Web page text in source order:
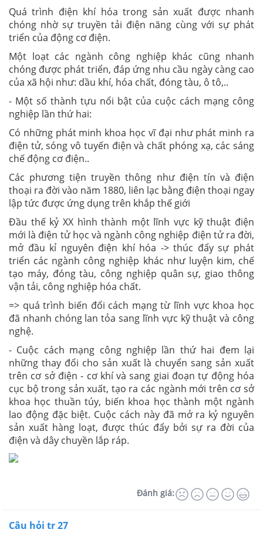
Quá trình điện khí hóa trong sản xuất được nhanh
chóng nhờ sự truyền tải điện năng cùng với sự phát
triển của động cơ điện.
Một loạt các ngành công nghiệp khác cũng nhanh
chóng được phát triển, đáp ứng nhu cầu ngày càng cao
của xã hội như: dầu khí, hóa chất, đóng tàu, ô tô,..
- Một số thành tựu nổi bật của cuộc cách mạng công
nghiệp lần thứ hai:
Có những phát minh khoa học vĩ đại như phát minh ra
điện tử, sóng vô tuyến điện và chất phóng xạ, các sáng
chế động cơ điện..
Các phương tiện truyền thông như điện tín và điện
thoại ra đời vào năm 1880, liên lạc bằng điện thoại ngay
lập tức được ứng dụng trên khắp thế giới
Đầu thế kỷ XXhình thành một lĩnh vực kỹ thuật điện
mới là điện tử học và ngành công nghiệp điện tử ra đời,
mở đầu kỉ nguyên điện khí hóa -> thúc đẩy sự phát
triển các ngành công nghiệp khác như luyện kim, chế
tạo máy, đóng tàu, công nghiệp quân sự, giao thông
vận tải, công nghiệp hóa chất.
=> quá trình biến đổi cách mạng từ lĩnh vực khoa học
đã nhanh chóng lan tỏa sang lĩnh vực kỹ thuật và công
nghệ.
- Cuộc cách mạng công nghiệp lần thứ hai đem lại
những thay đổi cho sản xuất là chuyển sang sản xuất
trên cơ sở điện - cơ khí và sang giai đoạn tự động hóa
cục bộ trong sản xuất, tạo ra các ngành mới trên cơ sở
khoa học thuần túy, biến khoa học thành một ngành
lao động đặc biệt. Cuộc cách này đã mở ra kỷ nguyên
sản xuất hàng loạt, được thúc đẩy bởi sự ra đời của
điện và dây chuyền lắp ráp.
Đánh giá:
Câu hỏi tr 27